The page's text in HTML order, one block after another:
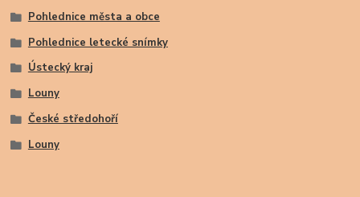
Pohlednice města a obce
Pohlednice letecké snímky
Ústecký kraj
Louny
České středohoří
Louny